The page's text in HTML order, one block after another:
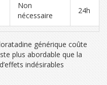
Non
nécessaire
24h
générique coûte
plus abordable que la
indésirables